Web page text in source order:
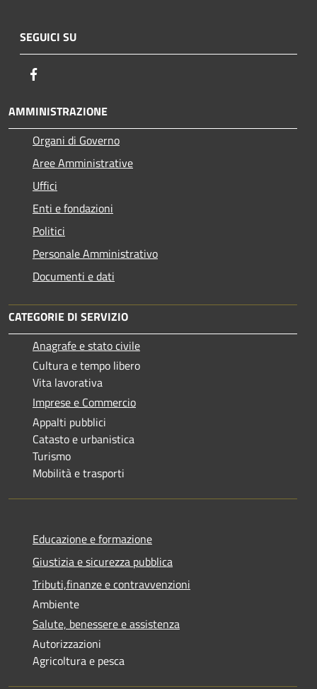
SEGUICI SU
AMMINISTRAZIONE
Organi di Governo
Aree Amministrative
Uffici
Enti e fondazioni
Politici
Personale Amministrativo
Documenti e dati
CATEGORIE DI SERVIZIO
Anagrafe e stato civile
Cultura e tempo libero
Vita lavorativa
Imprese e Commercio
Appalti pubblici
Catasto e urbanistica
Turismo
Mobilità e trasporti
Educazione e formazione
Giustizia e sicurezza pubblica
Tributi,finanze e contravvenzioni
Ambiente
Salute, benessere e assistenza
Autorizzazioni
Agricoltura e pesca